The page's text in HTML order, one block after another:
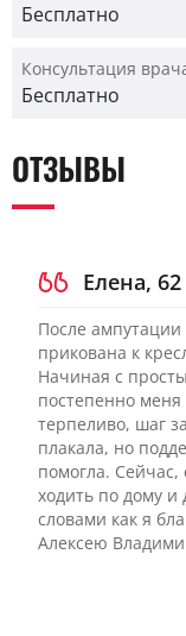
Бесплатно
Консультация
Бесплатно
ОТЗЫВЫ
Елена,
После ампутации
прикована к
Начиная с
постепенно
терпеливо, шаг
плакала, но
помогла. Сейчас,
ходить по дому и
словами как я
Алексею